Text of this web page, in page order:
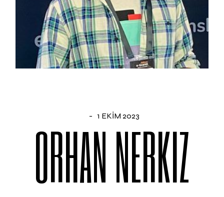
1 EKIM 2023
ORHAN NERKIZ